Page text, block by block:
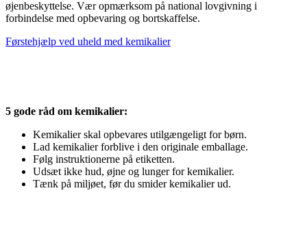
øjenbeskyttelse. Vær opmærk­som på national lovgivning i
forbindelse med opbevaring og bortskaffelse.
Førstehjælp ved uheld med kemikalier
5 gode råd om kemikalier:
Kemikalier skal opbevares utilgængeligt for børn.
Lad kemikalier forblive i den originale emballage.
Følg instruktionerne på etiketten.
Udsæt ikke hud, øjne og lunger for kemikalier.
Tænk på miljøet, før du smider kemikalier ud.